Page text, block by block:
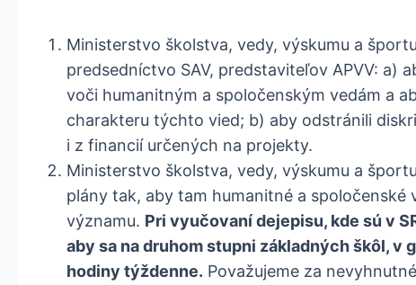
Ministerstvo školstva, vedy, výskumu a
predsedníctvo SAV, predstaviteľov APVV: a)
voči humanitným a spoločenským vedám a
charakteru týchto vied; b) aby odstránili
i z financií určených na projekty.
Ministerstvo školstva, vedy, výskumu a
plány tak, aby tam humanitné a
významu. Pri vyučovaní dejepisu, kde sú v
aby sa na druhom stupni základných škôl,
hodiny týždenne. Považujeme za